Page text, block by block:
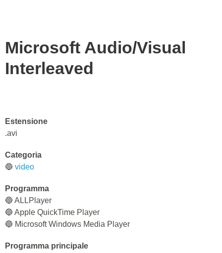
Microsoft Audio/Visual
Interleaved
Estensione
.avi
Categoria
🔵 video
Programma
🔵 ALLPlayer
🔵 Apple QuickTime Player
🔵 Microsoft Windows Media Player
Programma principale